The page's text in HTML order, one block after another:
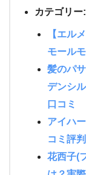
カテゴリー:
【エル
モール
髪のパ
デンシ
口コミ
アイハ
コミ評
花西子(